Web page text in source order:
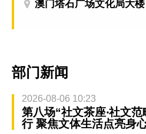
澳门塔石广场文化局大楼
部门新闻
2026-08-06 10:23
第八场“社文茶座‧社文
行 聚焦文体生活点亮身